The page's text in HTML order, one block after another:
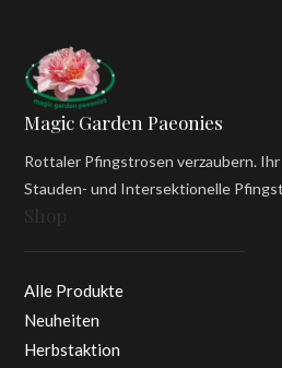
Magic Garden Paeonies
Rottaler Pfingstrosen verzaubern.
Stauden- und Intersektionelle
Shop
Alle Produkte
Neuheiten
Herbstaktion